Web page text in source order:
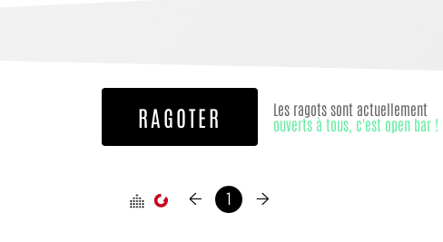
RAGOTER
Les ragots sont actuellement
ouverts à tous, c'est open bar !
← 1 →